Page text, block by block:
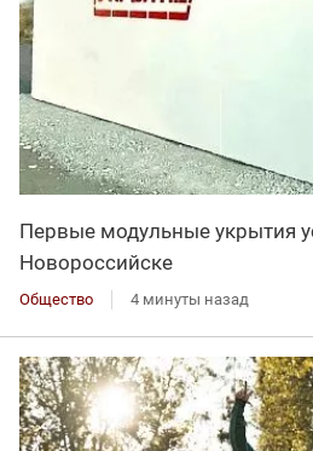
Первые модульные укрытия
Новороссийске
Общество 4 минуты назад